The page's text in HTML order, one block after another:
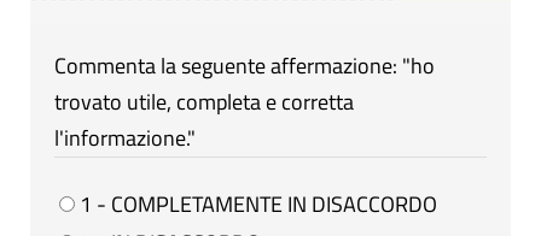
Commenta la seguente affermazione: "ho
trovato utile, completa e corretta
l'informazione."
1 - COMPLETAMENTE IN DISACCORDO